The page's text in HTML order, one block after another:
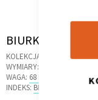
Skip
the
beginning
of
BIURKO
KOLEKCJA:
WYMIARY:
WAGA: 68 KG
INDEKS: BR.47